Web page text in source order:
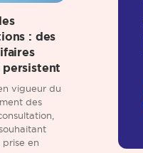
: des
vigueur du
des
en